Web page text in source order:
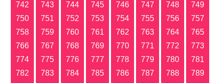
742
743 744 745 746 747 748
749
750
751 752 753 754 755 756
757
758
759 760 761 762 763 764
765
766
767 768 769 770 771 772
773
774
775 776 777 778 779 780
781
782
783 784 785 786 787 788
789